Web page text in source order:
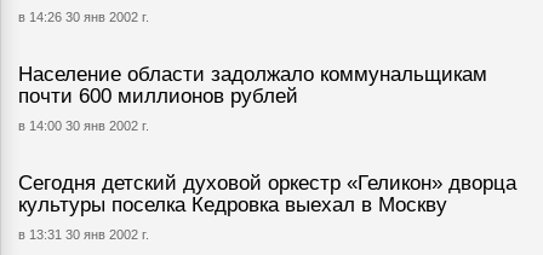
в 14:26 30 янв 2002 г.
Население области задолжало коммунальщикам
почти 600 миллионов рублей
в 14:00 30 янв 2002 г.
Сегодня детский духовой оркестр «Геликон» дворца
культуры поселка Кедровка выехал в Москву
в 13:31 30 янв 2002 г.